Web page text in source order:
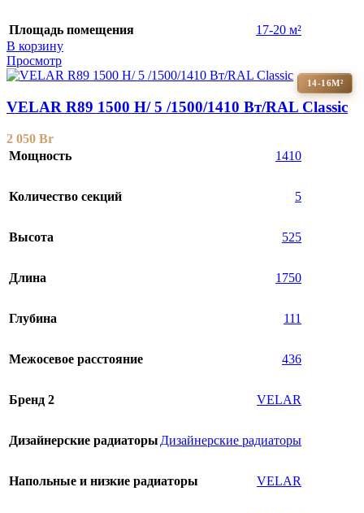
Площадь помещения
17-20 м²
В корзину
Просмотр
14-16М²
VELAR R89 1500 H/ 5 /1500/1410 Вт/RAL Classic
2 050 Br
Мощность
1410
Количество секций 5
Высота 525
Длина 1750
Глубина 111
Межосевое расстояние 436
Бренд 2 VELAR
Дизайнерские радиаторы Дизайнерские радиаторы
Напольные и низкие радиаторы VELAR